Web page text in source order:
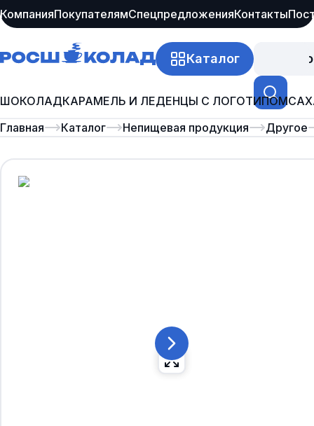
КомпанияПокупателямСпецпредложенияКонтакты
Каталог
ШОКОЛАДКАРАМЕЛЬ И ЛЕДЕНЦЫ С ЛОГОТИПОМ
Главная
Каталог Непищевая продукция Другое